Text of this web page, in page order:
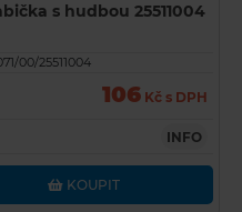
s hudbou 25511004
00/25511004
106 Kč s DPH
INFO
KOUPIT